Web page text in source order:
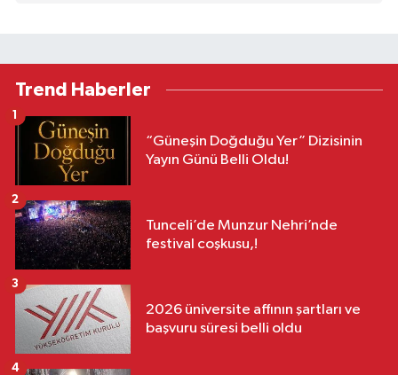
Trend Haberler
“Güneşin Doğduğu Yer” Dizisinin
Yayın Günü Belli Oldu!
1
Tunceli’de Munzur Nehri’nde
festival coşkusu,!
2
2026 üniversite affının şartları ve
başvuru süresi belli oldu
3
4